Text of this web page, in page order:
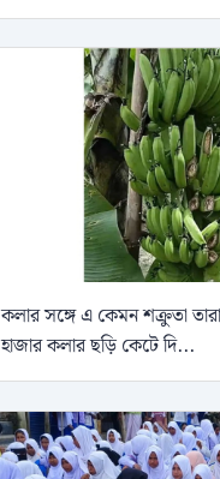
কলার সঙ্গে এ কেমন শক্রুতা
হাজার কলার ছড়ি কেটে দি...